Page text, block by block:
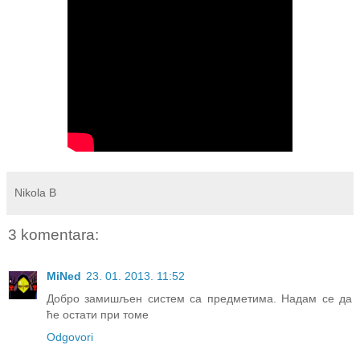
Nikola B
3 komentara:
MiNed 23. 01. 2013. 11:52
Добро замишљен систем са предметима. Надам се да
ће остати при томе
Odgovori